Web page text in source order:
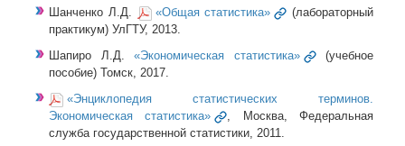
Шанченко Л.Д. «Общая статистика»
(лабораторный
практикум) УлГТУ, 2013.
Шапиро Л.Д. «Экономическая статистика»
(учебное
пособие) Томск, 2017.
«Энциклопедия статистических терминов.
Экономическая статистика»
, Москва, Федеральная
служба государственной статистики, 2011.